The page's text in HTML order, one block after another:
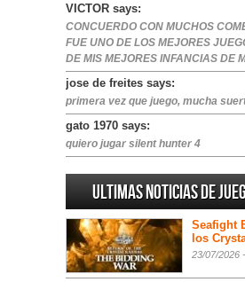
VICTOR says:
CONCUERDO CON MUCHOS
FUE UNO DE LOS MEJORES
DE MIS MEJORES INFANCIAS DE
jose de freites says:
primera vez que juego, mucha
gato 1970 says:
quiero jugar silent hunter 4
Ultimas noticias de
Seafight
los
23/07/2026 -